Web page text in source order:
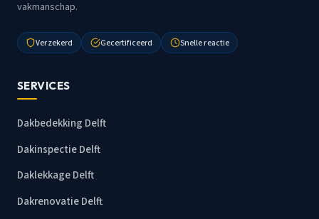
vakmanschap.
Verzekerd Gecertificeerd Snelle reactie
SERVICES
Dakbedekking Delft
Dakinspectie Delft
Daklekkage Delft
Dakrenovatie Delft